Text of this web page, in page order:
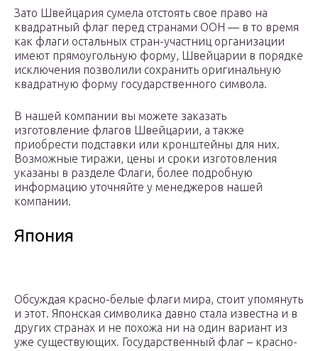
Зато Швейцария сумела отстоять свое право на
квадратный флаг перед странами ООН — в то время
как флаги остальных стран-участниц организации
имеют прямоугольную форму, Швейцарии в порядке
исключения позволили сохранить оригинальную
квадратную форму государственного символа.
В нашей компании вы можете заказать
изготовление флагов Швейцарии, а также
приобрести подставки или кронштейны для них.
Возможные тиражи, цены и сроки изготовления
указаны в разделе Флаги, более подробную
информацию уточняйте у менеджеров нашей
компании.
Япония
Обсуждая красно-белые флаги мира, стоит упомянуть
и этот. Японская символика давно стала известна и в
других странах и не похожа ни на один вариант из
уже существующих. Государственный флаг – красно-